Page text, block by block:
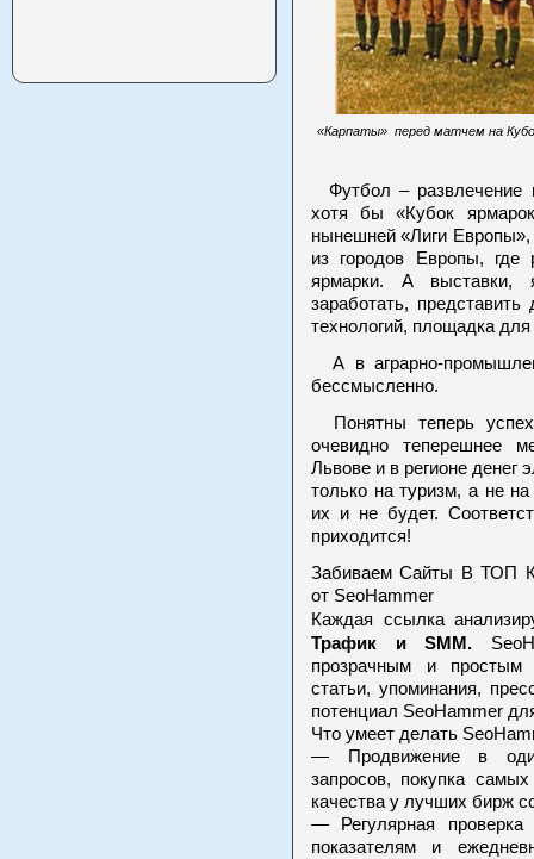
«Карпаты» перед матчем на
Футбол – развлечение
хотя бы «Кубок
нынешней «Лиги
из городов Европы, где
ярмарки. А выставки,
заработать,
технологий, площадка
А в аграрно-
бессмысленно.
Понятны теперь
очевидно теперешнее
Львове и в регионе денег
только на туризм, а не
их и не будет.
приходится!
Забиваем Сайты В ТОП
от SeoHammer
Каждая ссылка
Трафик и SMM.
прозрачным и
статьи, упоминания,
потенциал SeoHammer
Что умеет делать
— Продвижение в
запросов, покупка
качества у лучших бирж
— Регулярная
показателям и